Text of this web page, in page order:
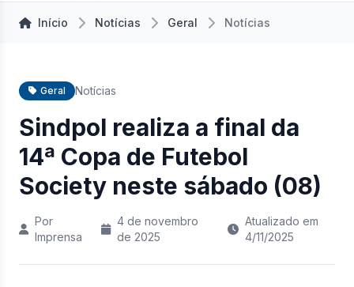
Início Notícias Geral Notícias
Geral Notícias
Sindpol realiza a final da
14ª Copa de Futebol
Society neste sábado (08)
Por
Imprensa
4 de novembro
de 2025
Atualizado em
4/11/2025